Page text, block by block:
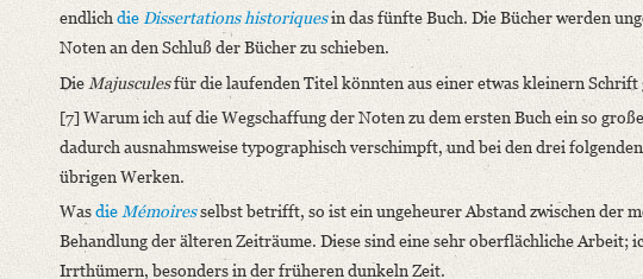
endlichdieDissertations historiquesin das fünfte Buch. Die Bücher werden
Noten an den Schluß der Bücher zu schieben.
Die Majusculesfür die laufenden Titel könnten aus einer etwas kleinern Schrift
[7] Warum ich auf die Wegschaffung der Noten zu dem ersten Buch ein so
dadurch ausnahmsweise typographisch verschimpft, und bei den drei
übrigen Werken.
Wasdie Mémoiresselbst betrifft, so ist ein ungeheurer Abstand zwischen der
Behandlung der älteren Zeiträume. Diese sind eine sehr oberflächliche Arbeit;
Irrthümern, besonders in der früheren dunkeln Zeit.